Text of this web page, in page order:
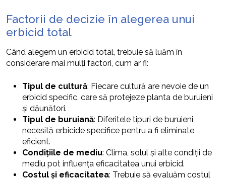
Factorii de decizie în alegerea unui
erbicid total
Când alegem un erbicid total, trebuie să luăm în
considerare mai mulți factori, cum ar fi:
Tipul de cultură: Fiecare cultură are nevoie de un
erbicid specific, care să protejeze planta de buruieni
și dăunători.
Tipul de buruiană: Diferitele tipuri de buruieni
necesită erbicide specifice pentru a fi eliminate
eficient.
Condițiile de mediu: Clima, solul și alte condiții de
mediu pot influența eficacitatea unui erbicid.
Costul și eficacitatea: Trebuie să evaluăm costul